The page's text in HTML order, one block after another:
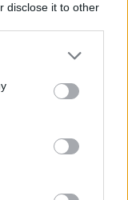
disclose it to other
or more Google
You may click to
party tags to
in below Google